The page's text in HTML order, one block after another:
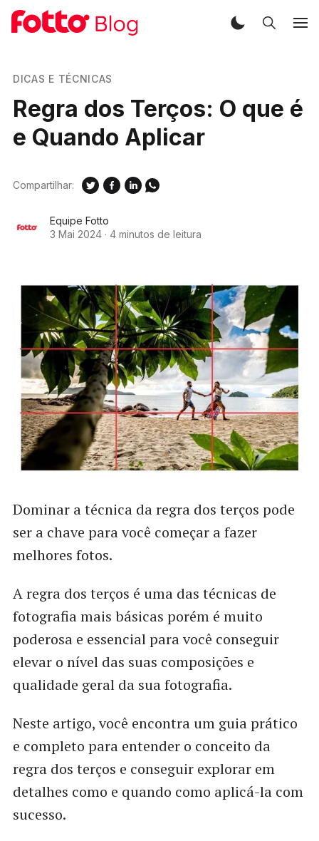
DICAS E TÉCNICAS
Regra dos Terços: O que é
e Quando Aplicar
Equipe Fotto
3 Mai 2024 · 4 minutos de leitura
Compartilhar:
Dominar a técnica da regra dos terços pode
ser a chave para você começar a fazer
melhores fotos.
A regra dos terços é uma das técnicas de
fotografia mais básicas porém é muito
poderosa e essencial para você conseguir
elevar o nível das suas composições e
qualidade geral da sua fotografia.
Neste artigo, você encontra um guia prático
e completo para entender o conceito da
regra dos terços e conseguir explorar em
detalhes como e quando como aplicá-la com
sucesso.